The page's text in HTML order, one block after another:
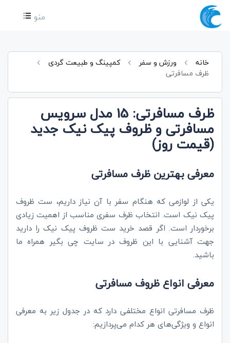
منو
خانه ورزش و سفر
کمپینگ و طبیعت گردی
ظرف مسافرتی
ظرف مسافرتی: 15 مدل سرویس
مسافرتی و ظروف پیک نیک جدید
(قیمت روز)
معرفی بهترین ظرف مسافرتی
یکی از لوازمی که هنگام سفر با آن نیاز داریم، ست ظروف
پیک نیک است. انتخاب ظرف سفری مناسب از اهمیت زیادی
برخوردار است. اگر قصد خرید ست ظروف پیک نیک را دارید
جهت آشنایی با این ظروف در سایت چی بگیر همراه ما
باشید.
معرفی انواع ظروف مسافرتی
ظرف مسافرتی انواع مختلفی دارد که در جدول زیر به معرفی
انواع و ویژگی‌های هر کدام می‌پردازیم: